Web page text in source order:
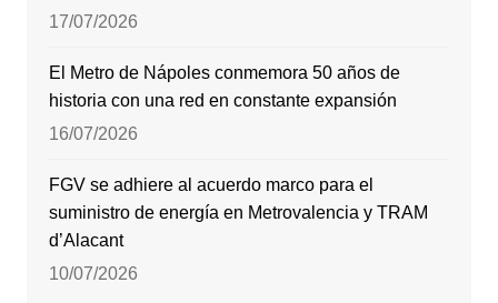
17/07/2026
El Metro de Nápoles conmemora 50 años de
historia con una red en constante expansión
16/07/2026
FGV se adhiere al acuerdo marco para el
suministro de energía en Metrovalencia y TRAM
d’Alacant
10/07/2026